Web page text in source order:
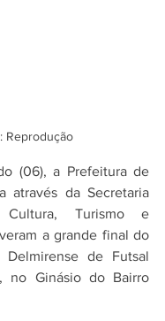
Reprodução
(06), a Prefeitura de
através da Secretaria
Turismo e
a grande final do
Delmirense de Futsal
no Ginásio do Bairro